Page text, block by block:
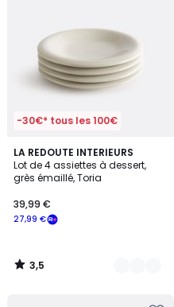
-30€* tous les 100€
LA REDOUTE INTERIEURS
Lot de 4 assiettes à dessert,
grès émaillé, Toria
€
souscrivez
notre
programme
27,99 €
39,99 €
3,5
/ 5
2
Couleurs
3,5
/